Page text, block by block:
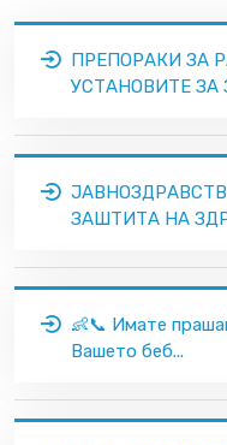
ПРЕПОРАКИ ЗА
УСТАНОВИТЕ ЗА
ЗАШТИТА НА
👶📞 Имате
Вашето беб...